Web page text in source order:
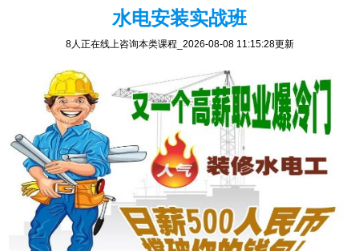
水电安装实战班
8人正在线上咨询本类课程 _2026-08-08 11:15:28更新